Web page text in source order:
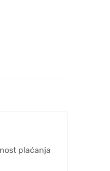
plaćanja